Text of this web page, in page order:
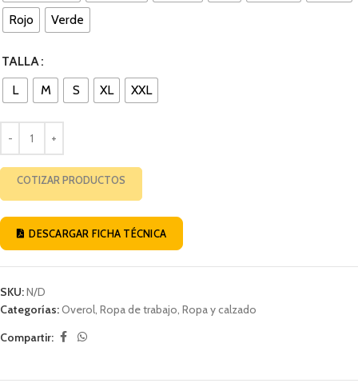
Rojo
Verde
TALLA
L
M S XL XXL
COTIZAR PRODUCTOS
DESCARGAR FICHA TÉCNICA
SKU:N/D
Categorías:Overol, Ropa de trabajo, Ropa y calzado
Compartir: